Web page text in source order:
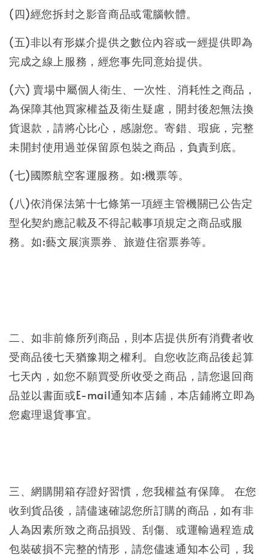
(四)經您拆封之影音商品或電腦軟體。
(五)非以有形媒介提供之數位內容或一經提供即為
完成之線上服務，經您事先同意始提供。
(六) 賣場中屬個人衛生、一次性、消耗性之商品，
為保障其他買家權益及衛生疑慮，開封後恕無法換
貨退款，請將心比心，感謝您。寄錯、瑕疵，完整
未開封使用過並保留原包裝之商品，負責到底。
(七)國際航空客運服務。如:機票等。
(八)依消保法第十七條第一項經主管機關已公告定
型化契約應記載及不得記載事項規定之商品或服
務。如:藝文展演票券、旅遊住宿票券等。
二、如非前條所列商品，則本店提供所有消費者收
受商品後七天猶豫期之權利。自您收訖商品後起算
七天內，如您不願買受所收受之商品，請您退回商
品並以書面或E-mail通知本店鋪，本店鋪將立即為
您處理退貨事宜。
三、網購開箱存證好習慣，您我權益有保障。 在您
收到貨品後，請儘速確認您所訂購的商品，如有非
人為因素所致之商品損毀、刮傷、或運輸過程造成
包裝破損不完整的情形，請您儘速通知本公司，我